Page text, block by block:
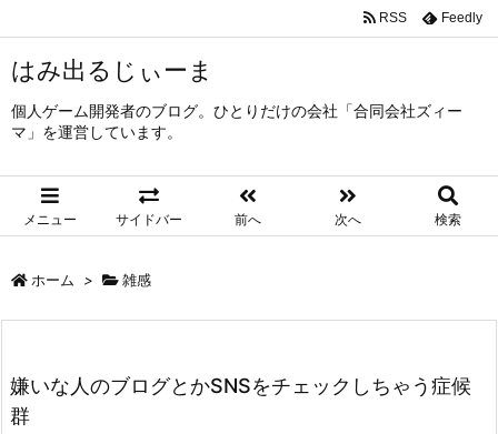
はみ出るじぃーま
個人ゲーム開発者のブログ。ひとりだけの会社「合同会社ズィー
マ」を運営しています。
メニュー サイドバー 前へ 次へ 検索
RSS Feedly
ホーム > 雑感
嫌いな人のブログとかSNSをチェックしちゃう症候
群